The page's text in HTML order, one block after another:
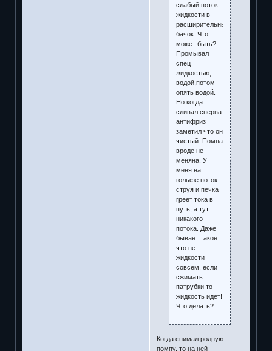
слабый поток
жидкости в
расширительный
бачок. Что
может быть?
Промывал
спец
жидкостью,
водой,потом
опять водой.
Но когда
сливал сперва
антифриз
заметил что он
чистый. Помпа
вроде не
меняна. У
меня на
гольфе поток
струя и печка
греет тока в
путь, а тут
никакого
потока. Даже
бывает такое
что нет
жидкости
совсем. если
сжимать
патрубки то
жидкость идет!
Что делать?
Когда снимал родную
помпу, то на ней